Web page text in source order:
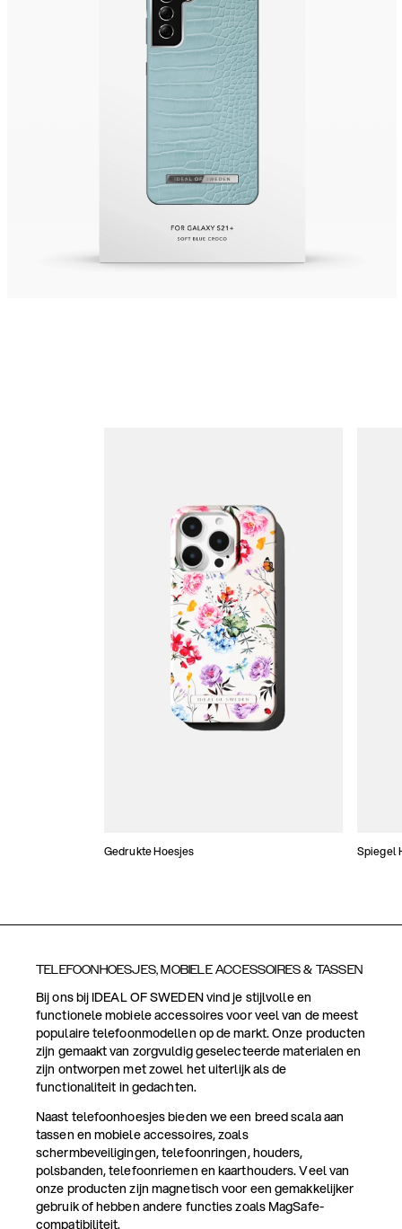
Gedrukte Hoesjes Spiegel
TELEFOONHOESJES, MOBIELE ACCESSOIRES & TASSEN
Bij ons bij IDEAL OF SWEDEN vind je stijlvolle en
functionele mobiele accessoires voor veel van de meest
populaire telefoonmodellen op de markt. Onze producten
zijn gemaakt van zorgvuldig geselecteerde materialen en
zijn ontworpen met zowel het uiterlijk als de
functionaliteit in gedachten.
Naast telefoonhoesjes bieden we een breed scala aan
tassen en mobiele accessoires, zoals
schermbeveiligingen, telefoonringen, houders,
polsbanden, telefoonriemen en kaarthouders. Veel van
onze producten zijn magnetisch voor een gemakkelijker
gebruik of hebben andere functies zoals MagSafe-
compatibiliteit.